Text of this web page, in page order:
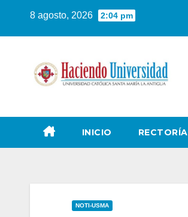
8 agosto, 2026 2:04 pm
INICIO RECTORÍA
NOTI-USMA